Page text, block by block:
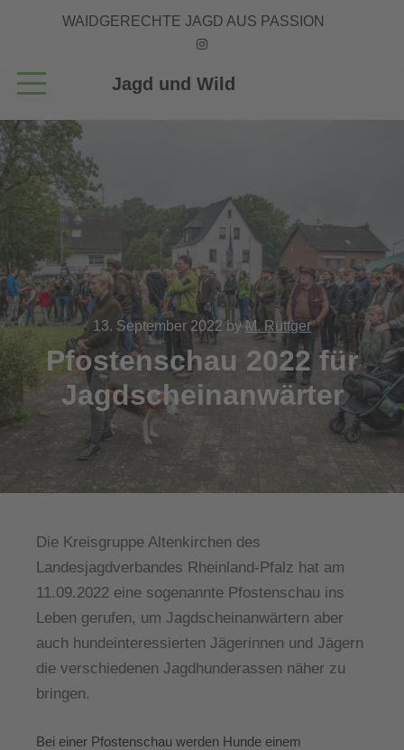
WAIDGERECHTE JAGD AUS PASSION
Jagd und Wild
13. September 2022 byM. Rüttger
Pfostenschau 2022 für
Jagdscheinanwärter
Die Kreisgruppe Altenkirchen des
Landesjagdverbandes Rheinland-Pfalz hat am
11.09.2022 eine sogenannte Pfostenschau ins
Leben gerufen, um Jagdscheinanwärtern aber
auch hundeinteressierten Jägerinnen und Jägern
die verschiedenen Jagdhunderassen näher zu
bringen.
Bei einer Pfostenschau werden Hunde einem